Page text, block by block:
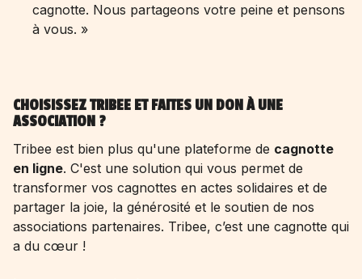
cagnotte. Nous partageons votre peine et pensons
à vous. »
CHOISISSEZ TRIBEE ET FAITES UN DON À UNE
ASSOCIATION ?
Tribee est bien plus qu'une plateforme de cagnotte
en ligne. C'est une solution qui vous permet de
transformer vos cagnottes en actes solidaires et de
partager la joie, la générosité et le soutien de nos
associations partenaires. Tribee, c’est une cagnotte qui
a du cœur !